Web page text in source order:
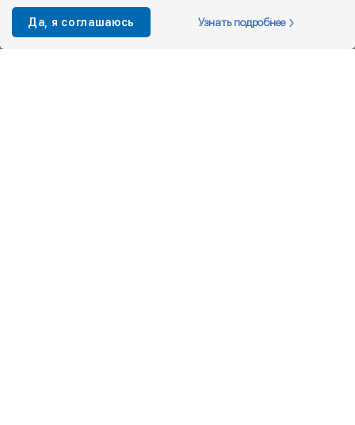
Магазины в Москва (50)
Да, я соглашаюсь Узнать подробнее